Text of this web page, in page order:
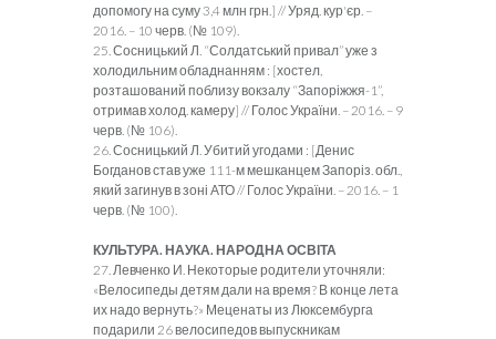
допомогу на суму 3,4 млн грн.] // Уряд. кур'єр. –
2016. – 10 черв. (№ 109).
25. Сосницький Л. “Солдатський привал” уже з
холодильним обладнанням : [хостел,
розташований поблизу вокзалу “Запоріжжя-1”,
отримав холод. камеру] // Голос України. – 2016. – 9
черв. (№ 106).
26. Сосницький Л. Убитий угодами : [Денис
Богданов став уже 111-м мешканцем Запоріз. обл.,
який загинув в зоні АТО // Голос України. – 2016. – 1
черв. (№ 100).
КУЛЬТУРА. НАУКА. НАРОДНА ОСВІТА
27. Левченко И. Некоторые родители уточняли:
«Велосипеды детям дали на время? В конце лета
их надо вернуть?» Меценаты из Люксембурга
подарили 26 велосипедов выпускникам